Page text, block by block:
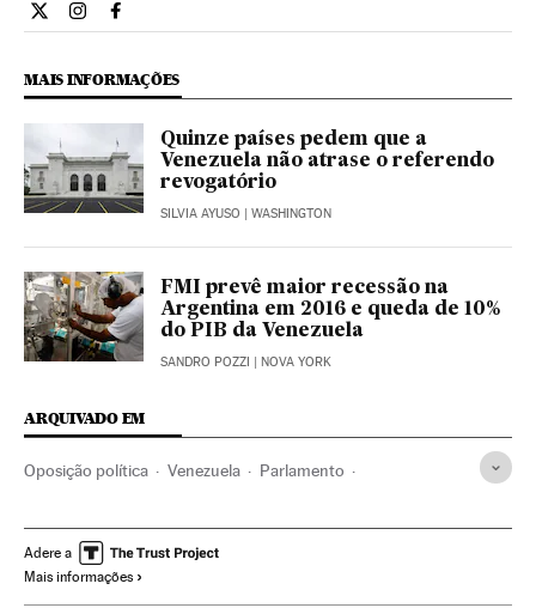
Internacional El País Brasil en Twitter
Internacional El País Brasil en Instagram
Internacional El País Brasil en Facebook
MAIS INFORMAÇÕES
Quinze países pedem que a
Venezuela não atrase o referendo
revogatório
SILVIA AYUSO | WASHINGTON
FMI prevê maior recessão na
Argentina em 2016 e queda de 10%
do PIB da Venezuela
SANDRO POZZI | NOVA YORK
ARQUIVADO EM
Oposição política Venezuela Parlamento
Nicolás Maduro
Adere a
Mais informações